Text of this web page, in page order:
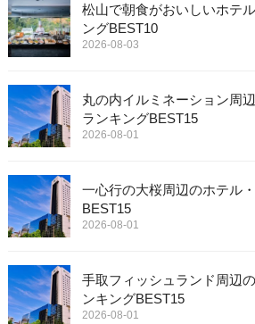
松山で朝食がおいしいホテ
ングBEST10
2026-08-03
丸の内イルミネーション周
ランキングBEST15
2026-08-01
一心行の大桜周辺のホテル
BEST15
2026-08-01
手取フィッシュランド周辺
ンキングBEST15
2026-08-01